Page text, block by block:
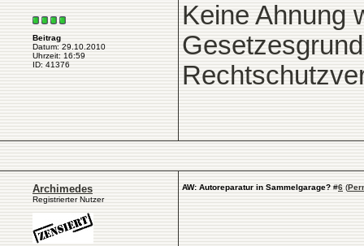
Beitrag
Datum: 29.10.2010
Uhrzeit: 16:59
ID: 41376
Keine Ahnung
Archimedes
Registrierter Nutzer
AW: Autoreparatur in Sammelgarage? #6 (